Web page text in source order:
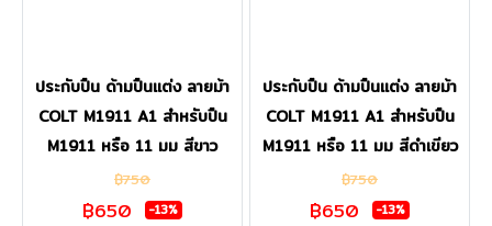
ประกับปืน ด้ามปืนแต่ง ลายม้า
COLT M1911 A1 สำหรับปืน
M1911 หรือ 11 มม สีขาว
฿750
฿650 -13%
ประกับปืน ด้ามปืนแต่ง ลายม้า
COLT M1911 A1 สำหรับปืน
M1911 หรือ 11 มม สีดำเขียว
฿750
฿650 -13%